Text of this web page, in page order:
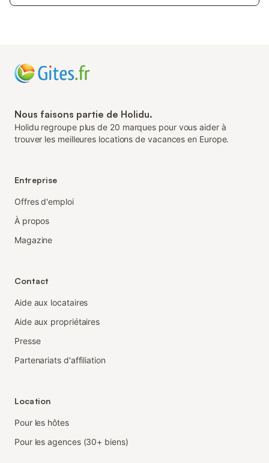
Nous faisons partie de Holidu.
Holidu regroupe plus de 20 marques pour vous aider à
trouver les meilleures locations de vacances en Europe.
Entreprise
Offres d'emploi
À propos
Magazine
Contact
Aide aux locataires
Aide aux propriétaires
Presse
Partenariats d'affiliation
Location
Pour les hôtes
Pour les agences (30+ biens)